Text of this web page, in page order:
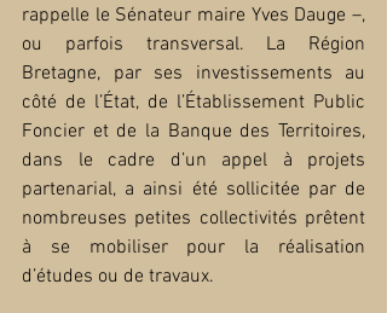
rappelle le Sénateur maire Yves Dauge –,
ou parfois transversal. La Région
Bretagne, par ses investissements au
côté de l’État, de l’Établissement Public
Foncier et de la Banque des Territoires,
dans le cadre d’un appel à projets
partenarial, a ainsi été sollicitée par de
nombreuses petites collectivités prêtent
à se mobiliser pour la réalisation
d’études ou de travaux.